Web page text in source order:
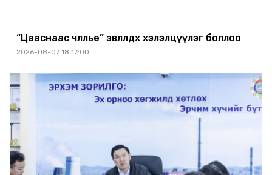
“Цааснаас чөлөөлье” зөвлөлдөх хэлэлцүүлэг боллоо
2026-08-07 18:17:00